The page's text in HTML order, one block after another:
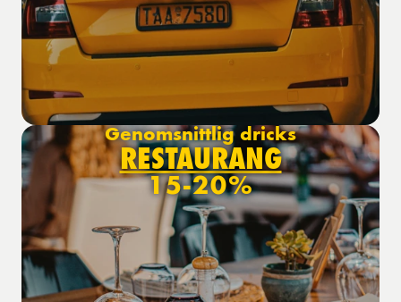
Genomsnittlig dricks
RESTAURANG
15-20%